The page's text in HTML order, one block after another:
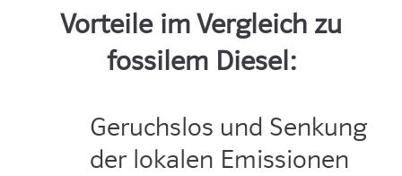
Vorteile im Vergleich zu
fossilem Diesel:
Geruchslos und Senkung
der lokalen Emissionen